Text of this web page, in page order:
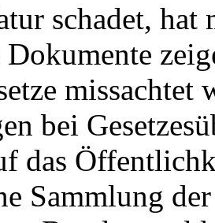
schadet,
Dokumente
missachtet
bei
das
Sammlung